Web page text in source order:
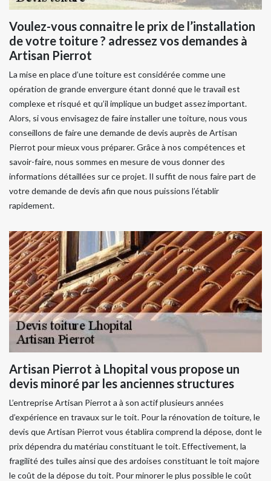
Voulez-vous connaitre le prix de l’installation
de votre toiture ? adressez vos demandes à
Artisan Pierrot
La mise en place d’une toiture est considérée comme une
opération de grande envergure étant donné que le travail est
complexe et risqué et qu’il implique un budget assez important.
Alors, si vous envisagez de faire installer une toiture, nous vous
conseillons de faire une demande de devis auprès de Artisan
Pierrot pour mieux vous préparer. Grâce à nos compétences et
savoir-faire, nous sommes en mesure de vous donner des
informations détaillées sur ce projet. Il suffit de nous faire part de
votre demande de devis afin que nous puissions l’établir
rapidement.
Artisan Pierrot à Lhopital vous propose un
devis minoré par les anciennes structures
L’entreprise Artisan Pierrot a à son actif plusieurs années
d’expérience en travaux sur le toit. Pour la rénovation de toiture, le
devis que Artisan Pierrot vous établira comprend la dépose, dont le
prix dépendra du matériau constituant le toit. Effectivement, la
fragilité des tuiles ainsi que des ardoises constituant le toit majore
le coût de la dépose du toit. Pour minorer le plus possible le coût